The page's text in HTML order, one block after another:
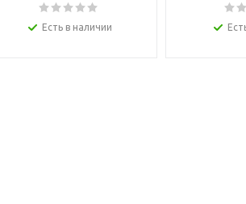
Есть в наличии